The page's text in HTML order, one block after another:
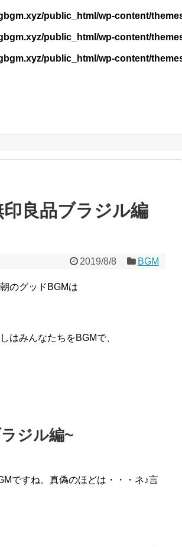
public_html/wp-content/
public_html/wp-content/
public_html/wp-content/
良品ブラジル編
2019/8/8 BGM
のグッドBGMは
はみんなたちをBGMで、
ジル編~
ですね。真偽のほどは・・・ネ♪言